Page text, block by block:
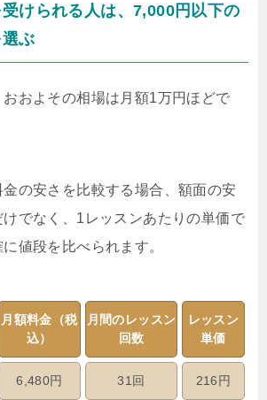
けられる人は、7,000円以下の
ぶ
およその相場は月額1万円ほどで
金の安さを比較する場合、額面の安
でなく、1レッスンあたりの単価で
値段を比べられます。
月額料金（税
込）
月間のレッスン
回数
レッスン
単価
6,480円 31回 216円